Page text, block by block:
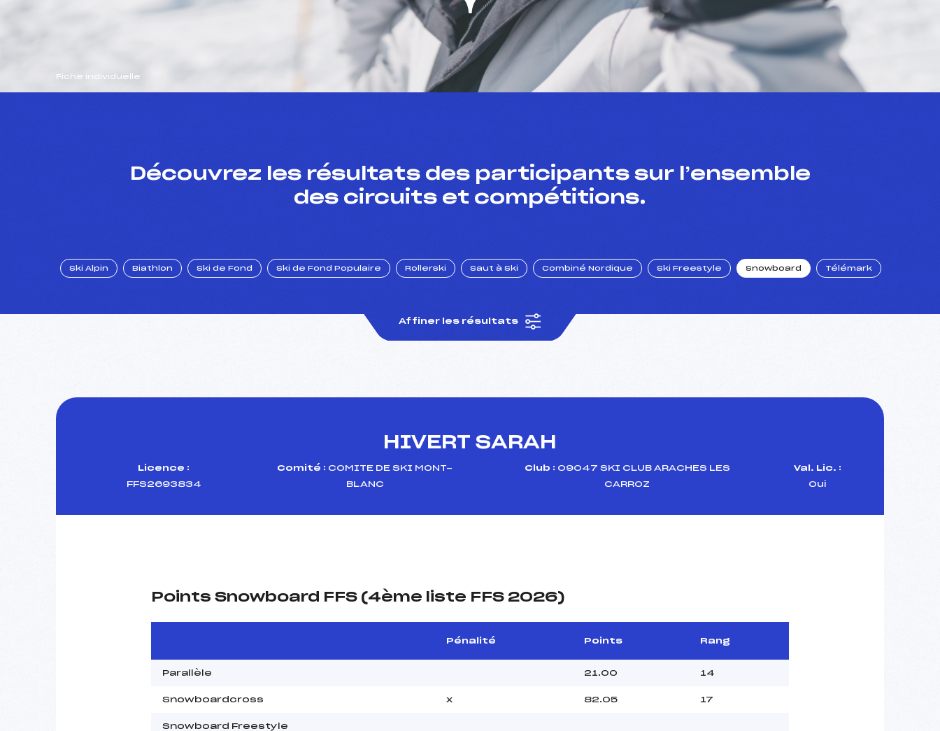
Fiche individuelle
Découvrez les résultats des participants sur l’ensemble
des circuits et compétitions.
Ski Alpin Biathlon Ski de Fond Ski de Fond Populaire Rollerski Saut à Ski Combiné Nordique Ski Freestyle Snowboard Télémark
Affiner les résultats
HIVERT SARAH
Licence :
FFS2693834
Comité : COMITE DE SKI MONT-
BLANC
Club : 09047 SKI CLUB ARACHES LES
CARROZ
Val. Lic. :
Oui
Points Snowboard FFS (4ème liste FFS 2026)
Pénalité Points Rang
Parallèle 21.00 14
Snowboardcross x 82.05 17
Snowboard Freestyle